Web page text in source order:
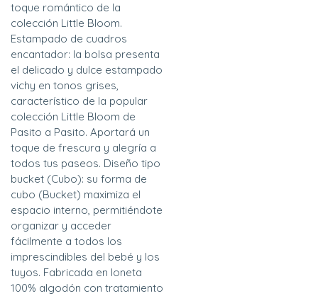
toque romántico de la
colección Little Bloom.
Estampado de cuadros
encantador: la bolsa presenta
el delicado y dulce estampado
vichy en tonos grises,
característico de la popular
colección Little Bloom de
Pasito a Pasito. Aportará un
toque de frescura y alegría a
todos tus paseos. Diseño tipo
bucket (Cubo): su forma de
cubo (Bucket) maximiza el
espacio interno, permitiéndote
organizar y acceder
fácilmente a todos los
imprescindibles del bebé y los
tuyos. Fabricada en loneta
100% algodón con tratamiento